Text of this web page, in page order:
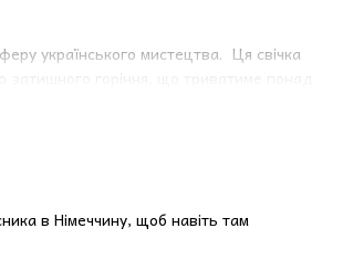
українського мистецтва. Ця свічка
до літніх днів у бабусиній хаті. Коли
спечений пиріг. Запах дитинства,
в Німеччину, щоб навіть там